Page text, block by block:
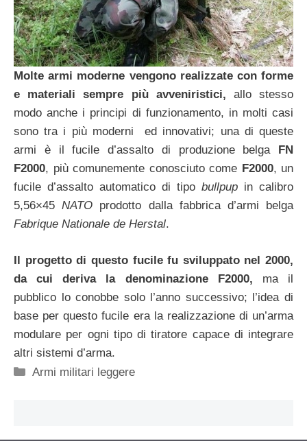
Molte armi moderne vengono realizzate con forme
e materiali sempre più avveniristici, allo stesso
modo anche i principi di funzionamento, in molti casi
sono tra i più moderni ed innovativi; una di queste
armi è il fucile d’assalto di produzione belga
FN
F2000, più comunemente conosciuto come F2000, un
fucile d’assalto automatico di tipo bullpup in calibro
5,56×45NATO prodotto dalla fabbrica d’armi belga
Fabrique Nationale de Herstal.
Il progetto di questo fucile fu sviluppato nel 2000,
da cui deriva la denominazione F2000, ma il
pubblico lo conobbe solo l’anno successivo; l’idea di
base per questo fucile era la realizzazione di un’arma
modulare per ogni tipo di tiratore capace di integrare
altri sistemi d’arma.
Categorie
Armi militari leggere